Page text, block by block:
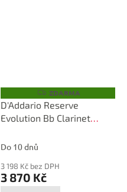
Z
D
A
R
ZDARMA
D'Addario Reserve
Evolution Bb Clarinet
Do 10 dnů
3 198 Kč bez DPH
3 870 Kč